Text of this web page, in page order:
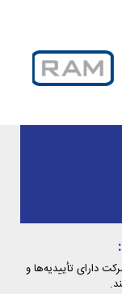
دارای تأییدیه‌ها و